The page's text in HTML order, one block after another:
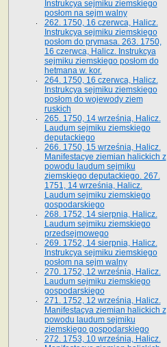
Instrukcya sejmiku ziemskiego
posłom na sejm walny
262. 1750, 16 czerwca, Halicz.
Instrukcya sejmiku ziemskiego
posłom do prymasa. 263. 1750,
16 czerwca, Halicz. Instrukcya
sejmiku ziemskiego posłom do
hetmana w. kor.
264. 1750, 16 czerwca, Halicz.
Instrukcya sejmiku ziemskiego
posłom do wojewody ziem
ruskich
265. 1750, 14 września, Halicz.
Laudum sejmiku ziemskiego
deputackiego
266. 1750, 15 września, Halicz.
Manifestacye ziemian halickich z
powodu laudum sejmiku
ziemskiego deputackiego. 267.
1751, 14 września, Halicz.
Laudum sejmiku ziemskiego
gospodarskiego
268. 1752, 14 sierpnia, Halicz.
Laudum sejmiku ziemskiego
przedsejmowego
269. 1752, 14 sierpnia, Halicz.
Instrukcya sejmiku ziemskiego
posłom na sejm walny
270. 1752, 12 września, Halicz.
Laudum sejmiku ziemskiego
gospodarskiego
271. 1752, 12 września, Halicz.
Manifestacya ziemian halickich z
powodu laudum sejmiku
ziemskiego gospodarskiego
272. 1753, 10 września, Halicz.